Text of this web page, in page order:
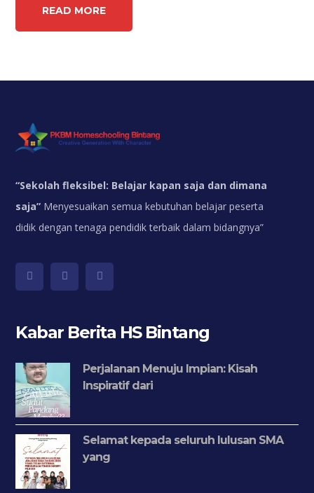
READ MORE
“Sekolah fleksibel: Belajar kapan saja dan dimana
saja” Menyesuaikan semua kebutuhan belajar peserta
didik dengan tenaga pendidik terbaik dalam bidangnya”
Kabar Berita HS Bintang
Perjalanan Menuju Impian: Kisah
Inspiratif dari
Selamat kepada seluruh lulusan SMA
yang